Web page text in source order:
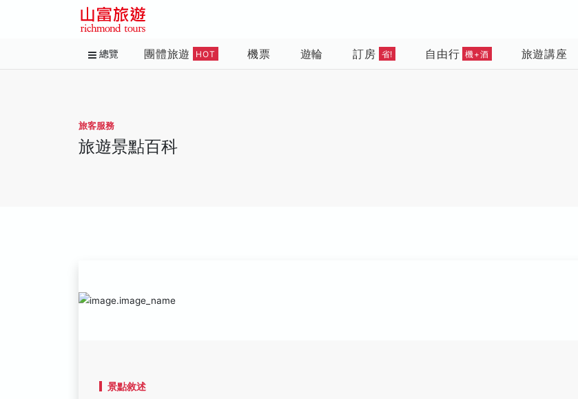
總覽 團體旅遊 HOT 機票 遊輪 訂房 省! 自由行 機+酒 旅遊講座
旅客服務
旅遊景點百科
景點敘述